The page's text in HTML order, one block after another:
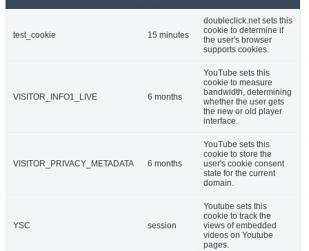
test_cookie 15 minutes
doubleclick.net sets this
cookie to determine if
the user's browser
supports cookies.
VISITOR_INFO1_LIVE 6 months
YouTube sets this
cookie to measure
bandwidth, determining
whether the user gets
the new or old player
interface.
VISITOR_PRIVACY_METADATA 6 months
YouTube sets this
cookie to store the
user's cookie consent
state for the current
domain.
YSC session
Youtube sets this
cookie to track the
views of embedded
videos on Youtube
pages.